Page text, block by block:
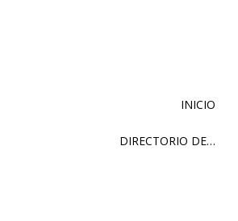
INICIO
DIRECTORIO DE…